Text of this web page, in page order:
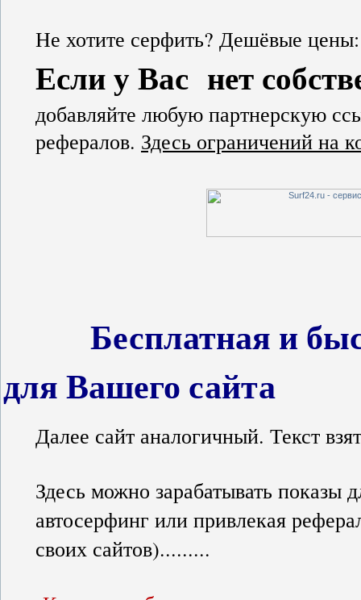
Не хотите серфить? Дешёвые
Если у Вас нет
добавляйте любую партнерскую
рефералов. Здесь ограничений на
Бесплатная и
для Вашего сайта
Далее сайт аналогичный. Текст
Здесь можно зарабатывать показы
автосерфинг или привлекая
своих сайтов).........